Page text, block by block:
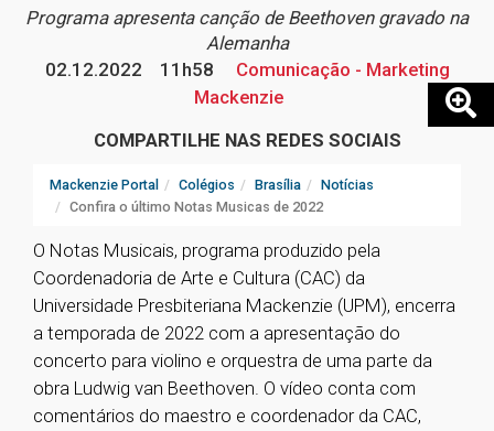
Programa apresenta canção de Beethoven gravado na
Alemanha
02.12.2022
11h58
Comunicação - Marketing
Mackenzie
COMPARTILHE NAS REDES SOCIAIS
Mackenzie Portal Colégios Brasília
Notícias
Confira o último Notas Musicas de 2022
O Notas Musicais, programa produzido pela
Coordenadoria de Arte e Cultura (CAC) da
Universidade Presbiteriana Mackenzie (UPM), encerra
a temporada de 2022 com a apresentação do
concerto para violino e orquestra de uma parte da
obra Ludwig van Beethoven. O vídeo conta com
comentários do maestro e coordenador da CAC,